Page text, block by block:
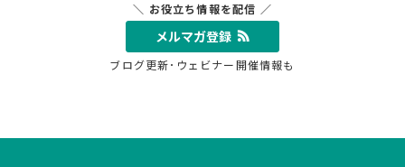
＼ お役立ち情報を配信 ／
メルマガ登録
ブログ更新･ウェビナー開催情報も